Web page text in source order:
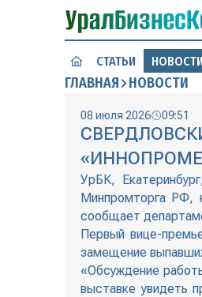
СТАТЬИ НОВОСТИ
ГЛАВНАЯ НОВОСТИ
08 июля 2026 09:51
УрБК,
Минпромторга РФ,
сообщает
Первый вице-
замещение
«Обсуждение
выставке увидеть